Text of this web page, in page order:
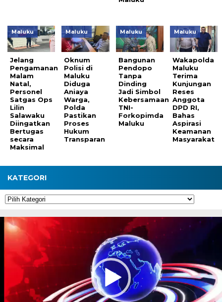
Maluku
Jelang
Pengamanan
Malam
Natal,
Personel
Satgas Ops
Lilin
Salawaku
Diingatkan
Bertugas
secara
Maksimal
Maluku
Oknum
Polisi di
Maluku
Diduga
Aniaya
Warga,
Polda
Pastikan
Proses
Hukum
Transparan
Maluku
Bangunan
Pendopo
Tanpa
Dinding
Jadi Simbol
Kebersamaan
TNI-
Forkopimda
Maluku
Maluku
Wakapolda
Maluku
Terima
Kunjungan
Reses
Anggota
DPD RI,
Bahas
Aspirasi
Keamanan
Masyarakat
KATEGORI
Kategori
Pemutar
Video